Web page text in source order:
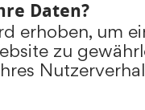
Daten?
erhoben, um
zu